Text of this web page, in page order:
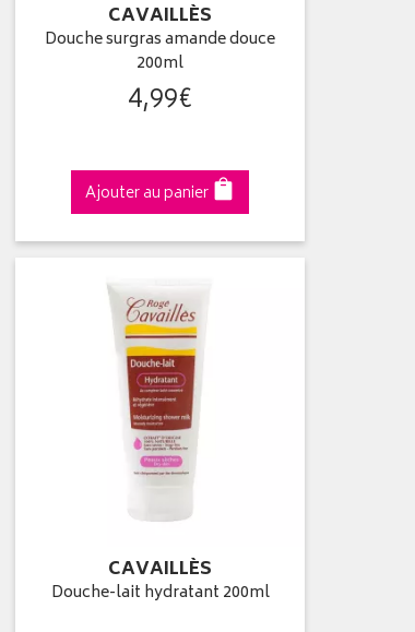
CAVAILLÈS
Douche surgras amande douce
200ml
4,99€
Ajouter au panier
CAVAILLÈS
Douche-lait hydratant 200ml